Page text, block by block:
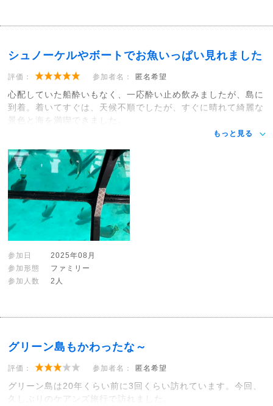
シュノーケルやボートでお魚いっぱい見れました
評価： 参加者名： 匿名希望
心配していた船酔いもなく、一応酔い止め飲みましたが、島に
到着。着いてすぐは、天候不順でしたが、すぐに晴れて綺麗な
景色と海を満喫できました。
もっと見る
参加日
2025年08月
参加形態
ファミリー
参加人数
2人
グリーン島もかわったな～
評価： 参加者名： 匿名希望
グリーン島は20年くらい前に3回くらい訪れています。今回、
久しぶりのケアンズ旅行で訪れました。